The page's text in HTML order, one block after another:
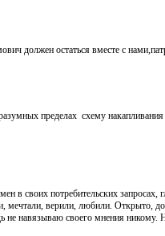
должен остаться вместе с
разумных пределах схему
в своих потребительских
мечтали, верили, любили. Открыто,
навязываю своего мнения